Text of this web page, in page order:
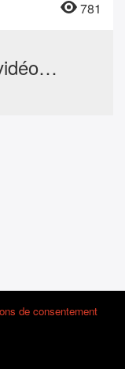
781
de consentement